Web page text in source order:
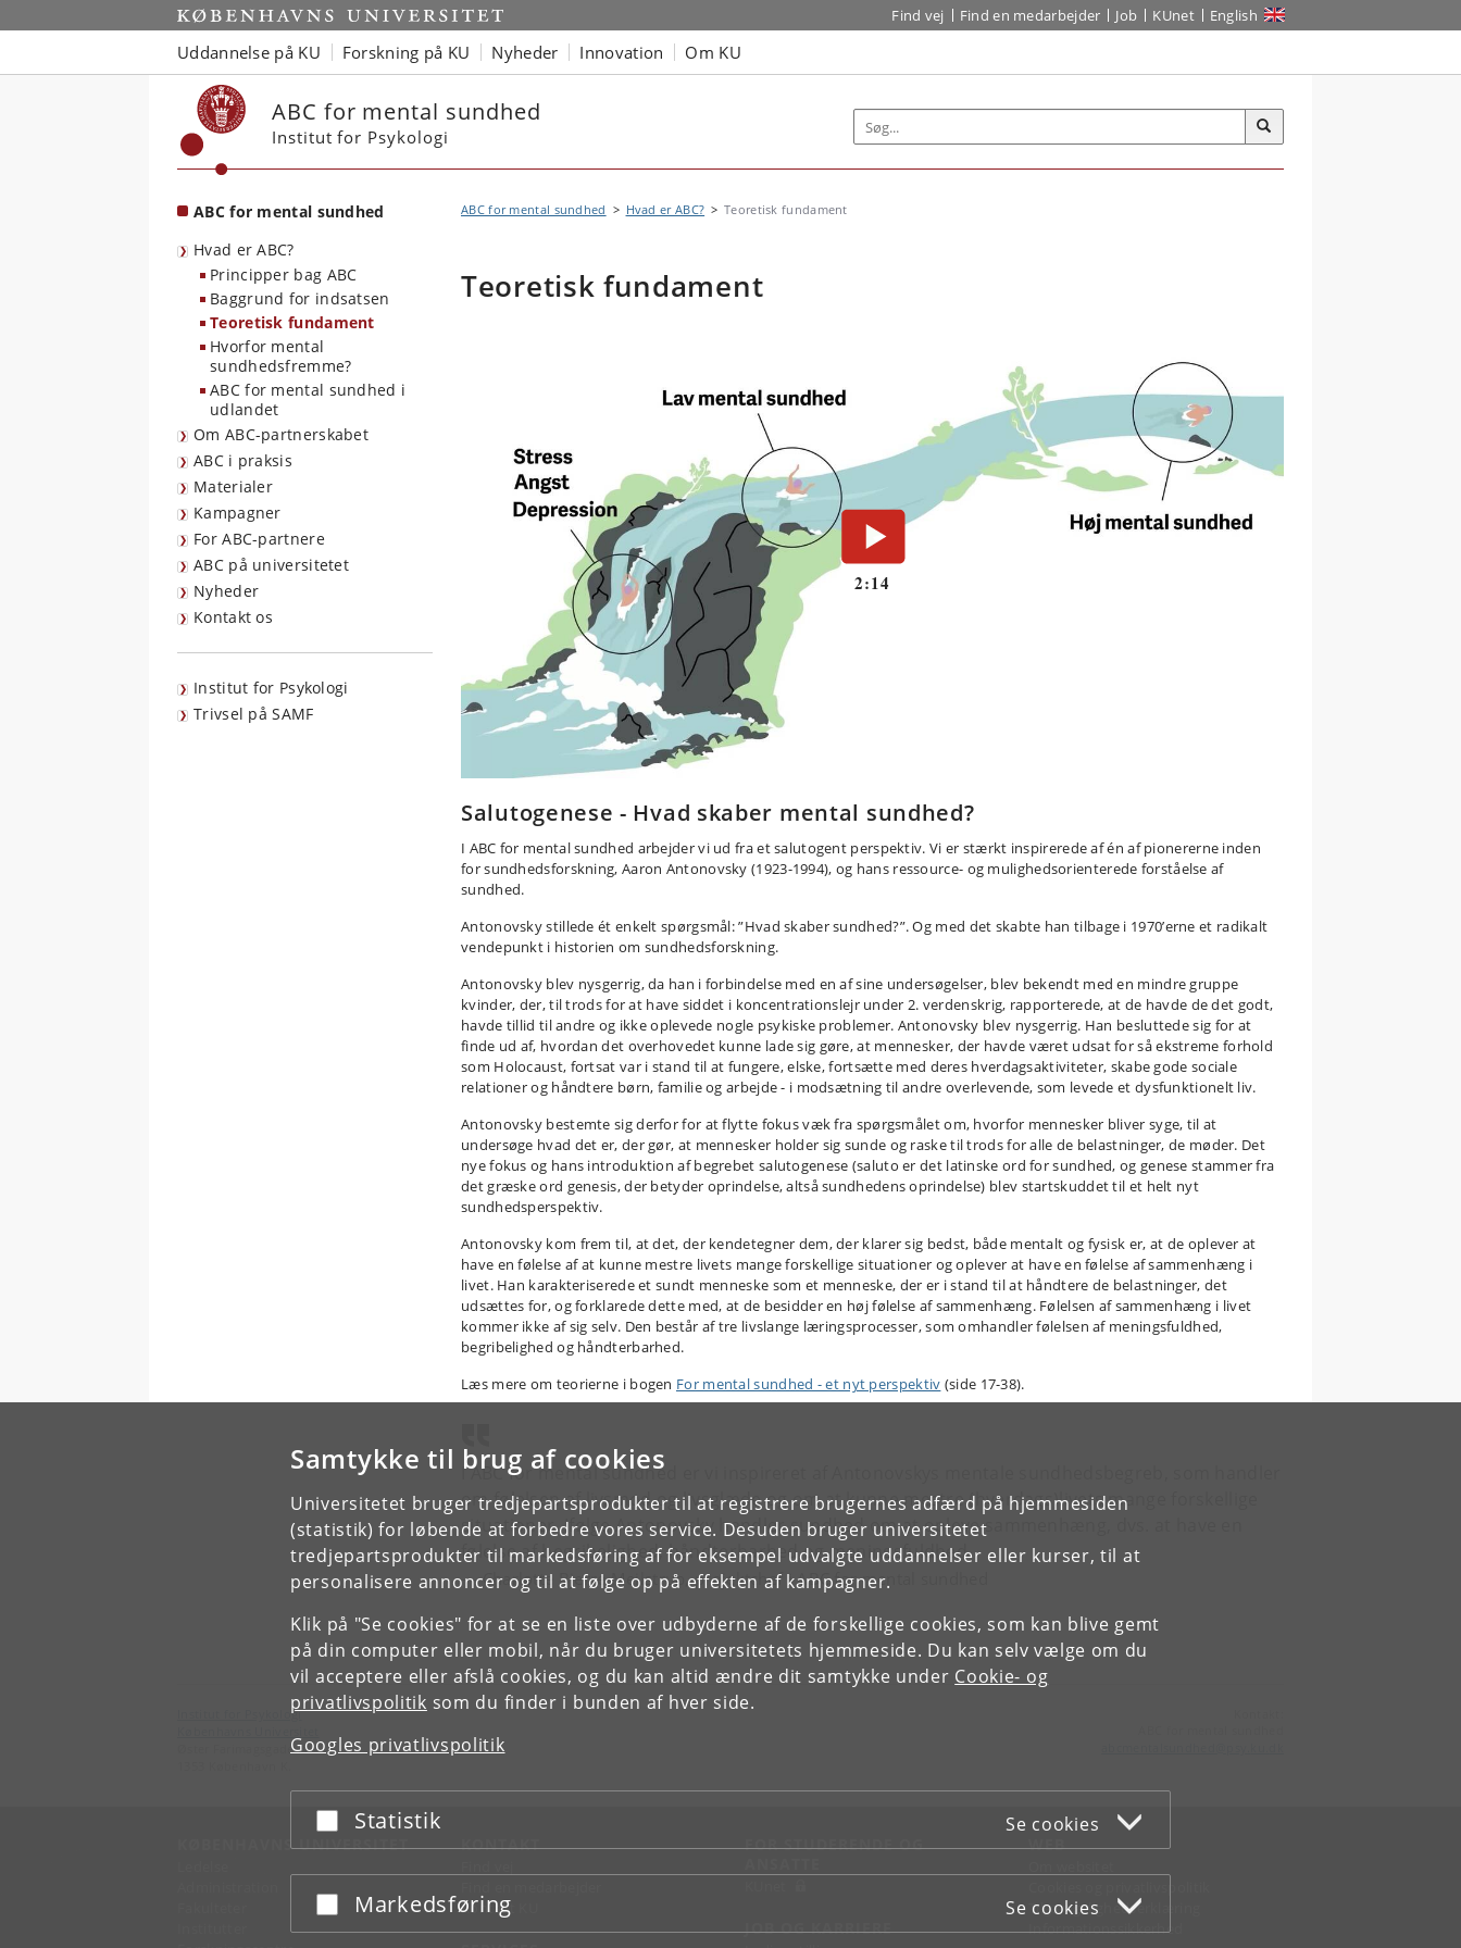
Samtykke til brug af cookies
Universitetet bruger tredjepartsprodukter til at registrere brugernes adfærd på hjemmesiden
(statistik) for løbende at forbedre vores service. Desuden bruger universitetet
tredjepartsprodukter til markedsføring af for eksempel udvalgte uddannelser eller kurser, til at
personalisere annoncer og til at følge op på effekten af kampagner.
Klik på "Se cookies" for at se en liste over udbyderne af de forskellige cookies, som kan blive gemt
på din computer eller mobil, når du bruger universitetets hjemmeside. Du kan selv vælge om du
vil acceptere eller afslå cookies, og du kan altid ændre dit samtykke under Cookie- og
privatlivspolitik som du finder i bunden af hver side.
Googles privatlivspolitik
Acceptér eller afslå
Statistik Se cookies
Acceptér eller afslå
Markedsføring Se cookies
Start Find vej Find en medarbejder Job KUnet English
Uddannelse på KU Forskning på KU Nyheder Innovation Om KU
ABC for mental sundhed
Institut for Psykologi
ABC for mental sundhed
Hvad er ABC?
Principper bag ABC
Baggrund for indsatsen
Teoretisk fundament
Hvorfor mental
sundhedsfremme?
ABC for mental sundhed i
udlandet
Om ABC-partnerskabet
ABC i praksis
Materialer
Kampagner
For ABC-partnere
ABC på universitetet
Nyheder
Kontakt os
Institut for Psykologi
Trivsel på SAMF
ABC for mental sundhed Hvad er ABC? Teoretisk fundament
Teoretisk fundament
Salutogenese - Hvad skaber mental sundhed?
I ABC for mental sundhed arbejder vi ud fra et salutogent perspektiv. Vi er stærkt inspirerede af én af pionererne inden
for sundhedsforskning, Aaron Antonovsky (1923-1994), og hans ressource- og mulighedsorienterede forståelse af
sundhed.
Antonovsky stillede ét enkelt spørgsmål: ”Hvad skaber sundhed?”. Og med det skabte han tilbage i 1970’erne et radikalt
vendepunkt i historien om sundhedsforskning.
Antonovsky blev nysgerrig, da han i forbindelse med en af sine undersøgelser, blev bekendt med en mindre gruppe
kvinder, der, til trods for at have siddet i koncentrationslejr under 2. verdenskrig, rapporterede, at de havde de det godt,
havde tillid til andre og ikke oplevede nogle psykiske problemer. Antonovsky blev nysgerrig. Han besluttede sig for at
finde ud af, hvordan det overhovedet kunne lade sig gøre, at mennesker, der havde været udsat for så ekstreme forhold
som Holocaust, fortsat var i stand til at fungere, elske, fortsætte med deres hverdagsaktiviteter, skabe gode sociale
relationer og håndtere børn, familie og arbejde - i modsætning til andre overlevende, som levede et dysfunktionelt liv.
Antonovsky bestemte sig derfor for at flytte fokus væk fra spørgsmålet om, hvorfor mennesker bliver syge, til at
undersøge hvad det er, der gør, at mennesker holder sig sunde og raske til trods for alle de belastninger, de møder. Det
nye fokus og hans introduktion af begrebet salutogenese (saluto er det latinske ord for sundhed, og genese stammer fra
det græske ord genesis, der betyder oprindelse, altså sundhedens oprindelse) blev startskuddet til et helt nyt
sundhedsperspektiv.
Antonovsky kom frem til, at det, der kendetegner dem, der klarer sig bedst, både mentalt og fysisk er, at de oplever at
have en følelse af at kunne mestre livets mange forskellige situationer og oplever at have en følelse af sammenhæng i
livet. Han karakteriserede et sundt menneske som et menneske, der er i stand til at håndtere de belastninger, det
udsættes for, og forklarede dette med, at de besidder en høj følelse af sammenhæng. Følelsen af sammenhæng i livet
kommer ikke af sig selv. Den består af tre livslange læringsprocesser, som omhandler følelsen af meningsfuldhed,
begribelighed og håndterbarhed.
Læs mere om teorierne i bogen For mental sundhed - et nyt perspektiv (side 17-38).
I ABC for mental sundhed er vi inspireret af Antonovskys mentale sundhedsbegreb, som handler
om følelsen af livsmod og livsglæde og om at kunne mestre (hverdags)livets mange forskellige
situationer. Ifølge Antonovsky handler sundhed om at opleve sammenhæng, dvs. at have en
følelse af begribelighed, håndterbarhed og meningsfuldhed.
Charlotte Bjerre Meilstrup, projektchef i ABC for mental sundhed
Institut for Psykologi
Øster Farimagsgade 2A
KØBENHAVNS UNIVERSITET KONTAKT
Kontakt KU
FOR STUDERENDE OG
JOB OG KARRIERE
WEB
Tilgængelighedserklæring
Informationssikkerhed